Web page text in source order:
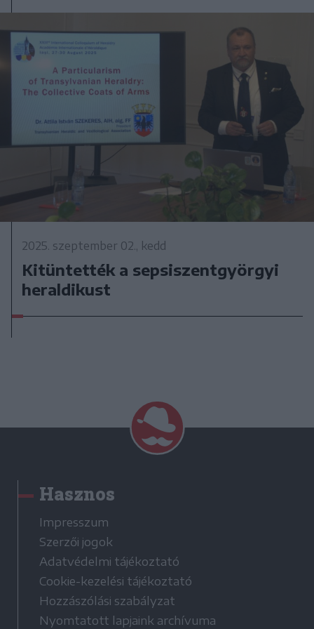
2025. szeptember 02., kedd
Kitüntették a sepsiszentgyörgyi
heraldikust
Hasznos
Impresszum
Szerzői jogok
Adatvédelmi tájékoztató
Cookie-kezelési tájékoztató
Hozzászólási szabályzat
Nyomtatott lapjaink archívuma